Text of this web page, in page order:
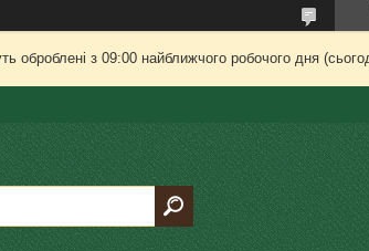
оброблені з 09:00 найближчого робочого дня